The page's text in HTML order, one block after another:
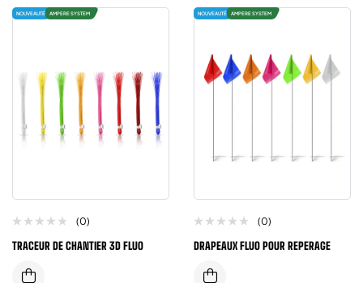
NOUVEAUTÉ AMPERE SYSTEM
(0)
TRACEUR DE CHANTIER 3D FLUO
NOUVEAUTÉ AMPERE SYSTEM
(0)
DRAPEAUX FLUO POUR REPERAGE